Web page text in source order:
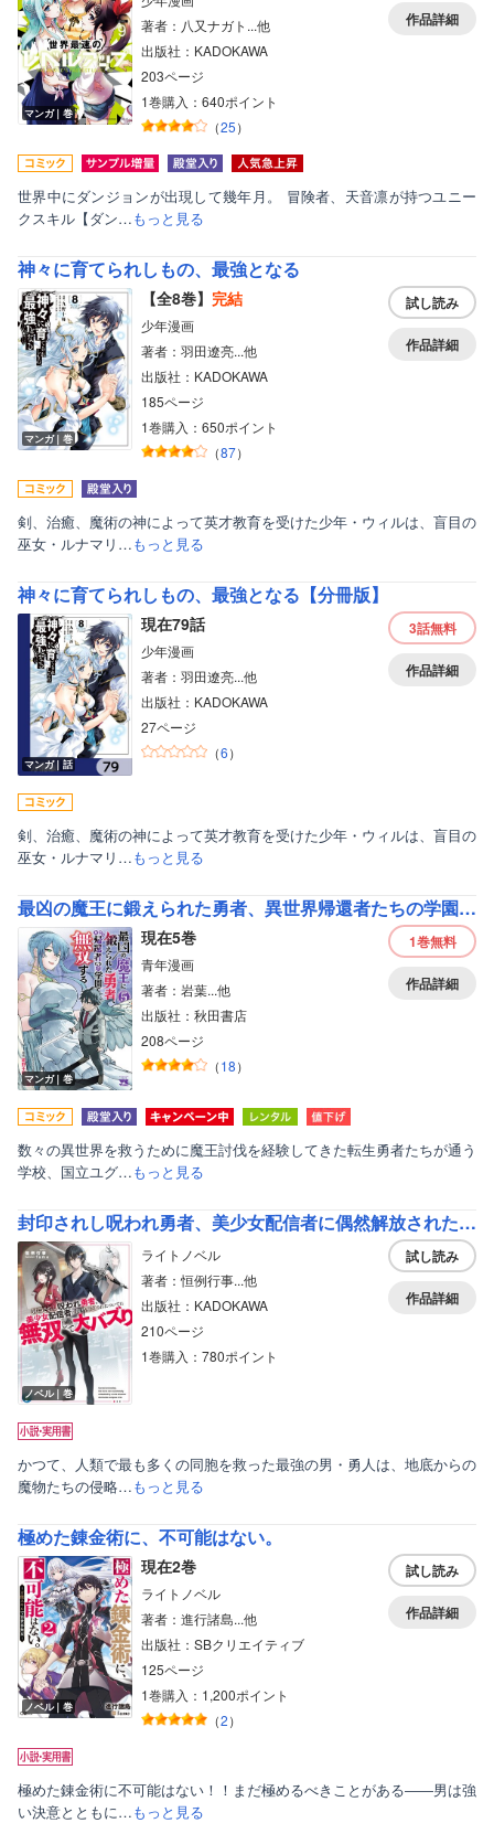
マンガ｜巻
著者：八又ナガト...他
出版社：KADOKAWA
203ページ
1巻購入：640ポイント
（25）
作品詳細
世界中にダンジョンが出現して幾年月。 冒険者、天音凛が持つユニー
クスキル【ダン…もっと見る
神々に育てられしもの、最強となる
マンガ｜巻
【全8巻】 完結
少年漫画
著者：羽田遼亮...他
出版社：KADOKAWA
185ページ
1巻購入：650ポイント
（87）
試し読み
作品詳細
剣、治癒、魔術の神によって英才教育を受けた少年・ウィルは、盲目の
巫女・ルナマリ…もっと見る
神々に育てられしもの、最強となる【分冊版】
マンガ｜話
現在79話
少年漫画
著者：羽田遼亮...他
出版社：KADOKAWA
27ページ
（6）
3話無料
作品詳細
剣、治癒、魔術の神によって英才教育を受けた少年・ウィルは、盲目の
巫女・ルナマリ…もっと見る
最凶の魔王に鍛えられた勇者、異世界帰還者たちの学園で無双する【電子単行本】
マンガ｜巻
現在5巻
青年漫画
著者：岩葉...他
出版社：秋田書店
208ページ
（18）
1巻無料
作品詳細
数々の異世界を救うために魔王討伐を経験してきた転生勇者たちが通う
学校、国立ユグ…もっと見る
封印されし呪われ勇者、美少女配信者に偶然解放されたついでに無双して大バズり
ノベル｜巻
ライトノベル
著者：恒例行事...他
出版社：KADOKAWA
210ページ
1巻購入：780ポイント
試し読み
作品詳細
かつて、人類で最も多くの同胞を救った最強の男・勇人は、地底からの
魔物たちの侵略…もっと見る
極めた錬金術に、不可能はない。
ノベル｜巻
現在2巻
ライトノベル
著者：進行諸島...他
出版社：SBクリエイティブ
125ページ
1巻購入：1,200ポイント
（2）
試し読み
作品詳細
極めた錬金術に不可能はない！！まだ極めるべきことがある――男は強
い決意とともに…もっと見る